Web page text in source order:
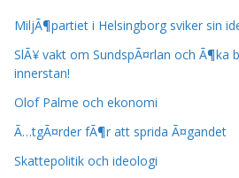
MiljÃ¶partiet i Helsingborg sviker sin
SlÃ¥ vakt om SundspÃ¤rlan och Ã¶ka
innerstan!
Olof Palme och ekonomi
Ã…tgÃ¤rder fÃ¶r att sprida Ã¤gandet
Skattepolitik och ideologi